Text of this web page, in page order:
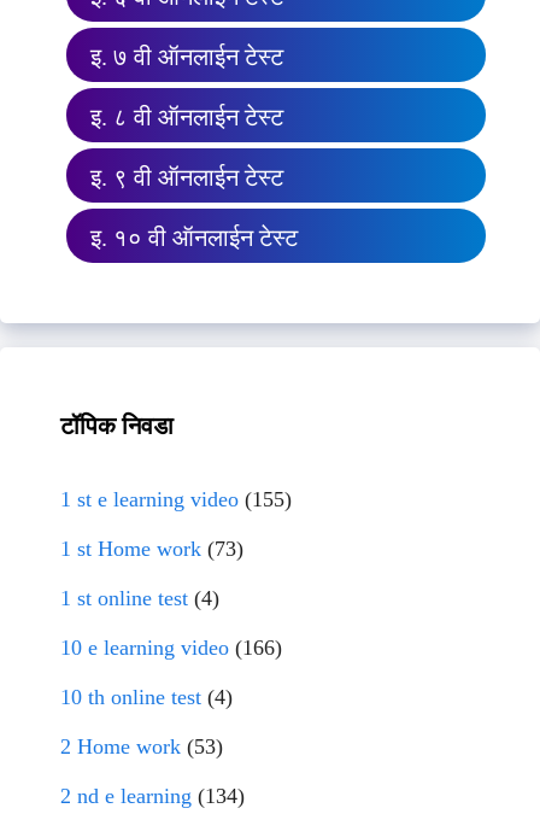
इ. ७ वी ऑनलाईन टेस्ट
इ. ८ वी ऑनलाईन टेस्ट
इ. ९ वी ऑनलाईन टेस्ट
इ. १० वी ऑनलाईन टेस्ट
टॉपिक निवडा
1 st e learning video (155)
1 st Home work (73)
1 st online test (4)
10 e learning video (166)
10 th online test (4)
2 Home work (53)
2 nd e learning (134)